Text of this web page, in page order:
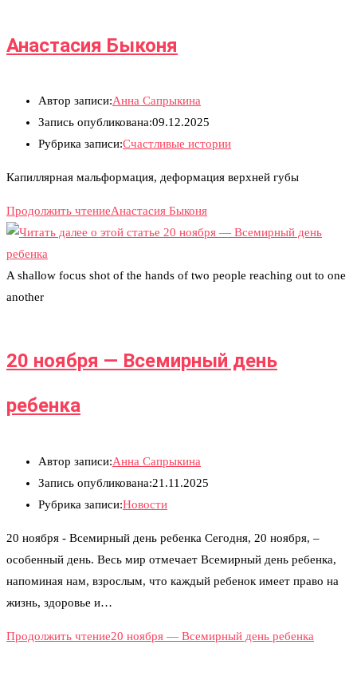
Анастасия Быконя
Автор записи:Анна Сапрыкина
Запись опубликована:09.12.2025
Рубрика записи:Счастливые истории
Капиллярная мальформация, деформация верхней губы
Продолжить чтениеАнастасия Быконя
A shallow focus shot of the hands of two people reaching out to one
another
20 ноября — Всемирный день
ребенка​
Автор записи:Анна Сапрыкина
Запись опубликована:21.11.2025
Рубрика записи:Новости
20 ноября - Всемирный день ребенка Сегодня, 20 ноября, –
особенный день. Весь мир отмечает Всемирный день ребенка,
напоминая нам, взрослым, что каждый ребенок имеет право на
жизнь, здоровье и…
Продолжить чтение20 ноября — Всемирный день ребенка​